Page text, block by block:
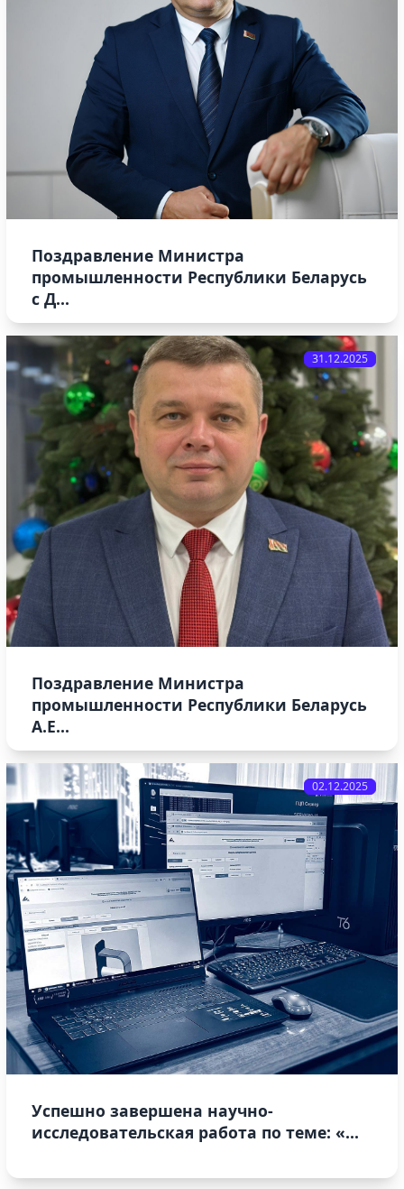
Поздравление Министра
промышленности Республики Беларусь
с Д...
Поздравление Министра
промышленности Республики Беларусь
А.Е...
31.12.2025
Успешно завершена научно-
исследовательская работа по теме: «...
02.12.2025